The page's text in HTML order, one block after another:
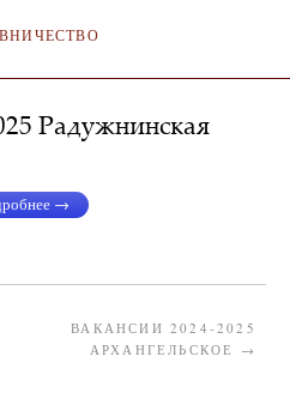
Радужнинская
→
ВАКАНСИИ 2024-2025
АРХАНГЕЛЬСКОЕ →